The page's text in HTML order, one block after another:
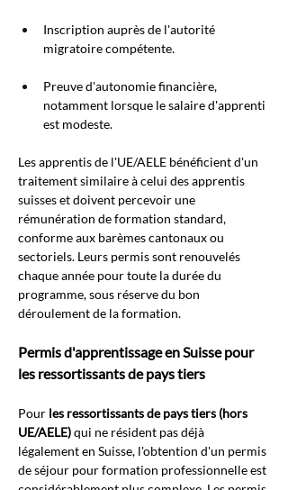
Inscription auprès de l'autorité
migratoire compétente.
Preuve d'autonomie financière,
notamment lorsque le salaire d'apprenti
est modeste.
Les apprentis de l'UE/AELE bénéficient d'un
traitement similaire à celui des apprentis
suisses et doivent percevoir une
rémunération de formation standard,
conforme aux barèmes cantonaux ou
sectoriels. Leurs permis sont renouvelés
chaque année pour toute la durée du
programme, sous réserve du bon
déroulement de la formation.
Permis d'apprentissage en Suisse pour
les ressortissants de pays tiers
Pour les ressortissants de pays tiers (hors
UE/AELE)qui ne résident pas déjà
légalement en Suisse, l'obtention d'un permis
de séjour pour formation professionnelle est